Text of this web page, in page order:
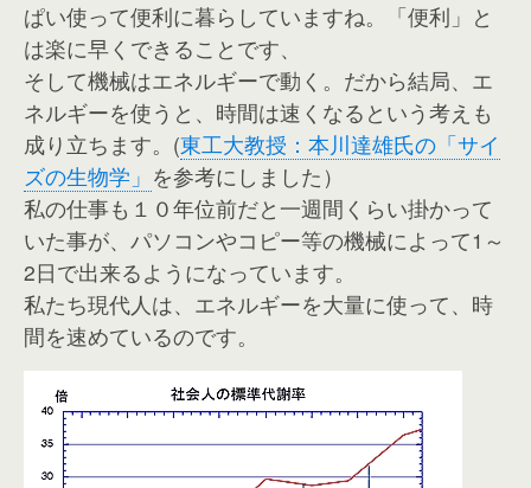
ぱい使って便利に暮らしていますね。「便利」と
は楽に早くできることです、
そして機械はエネルギーで動く。だから結局、エ
ネルギーを使うと、時間は速くなるという考えも
成り立ちます。(東工大教授：本川達雄氏の「サイ
ズの生物学」 を参考にしました）
私の仕事も１０年位前だと一週間くらい掛かって
いた事が、パソコンやコピー等の機械によって1～
2日で出来るようになっています。
私たち現代人は、エネルギーを大量に使って、時
間を速めているのです。